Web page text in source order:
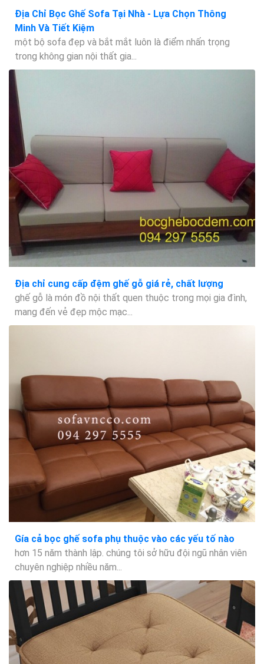
Địa Chỉ Bọc Ghế Sofa Tại Nhà - Lựa Chọn Thông
Minh Và Tiết Kiệm
một bộ sofa đẹp và bắt mắt luôn là điểm nhấn trọng
trong không gian nội thất gia...
Địa chỉ cung cấp đệm ghế gỗ giá rẻ, chất lượng
ghế gỗ là món đồ nội thất quen thuộc trong mọi gia đình,
mang đến vẻ đẹp mộc mạc...
Gía cả bọc ghế sofa phụ thuộc vào các yếu tố nào
hơn 15 năm thành lập. chúng tôi sở hữu đội ngũ nhân viên
chuyên nghiệp nhiều năm...